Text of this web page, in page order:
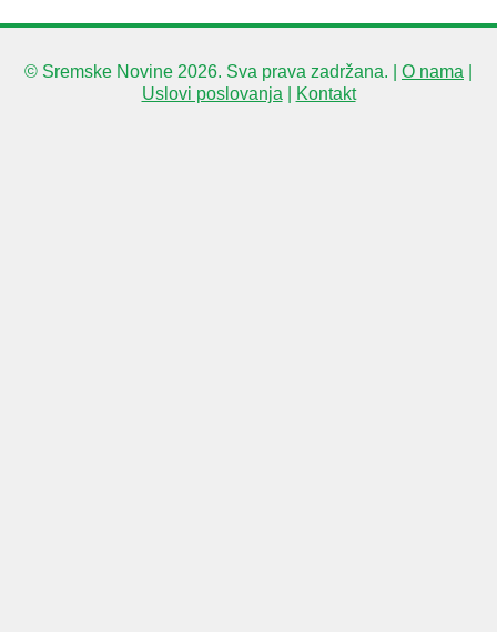
© Sremske Novine 2026. Sva prava zadržana. | O nama
Uslovi poslovanja
Kontakt